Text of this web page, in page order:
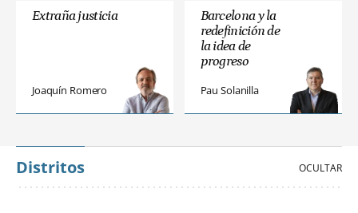
Extraña justicia
Joaquín Romero
Barcelona y la
redefinición de
la idea de
progreso
Pau Solanilla
Distritos